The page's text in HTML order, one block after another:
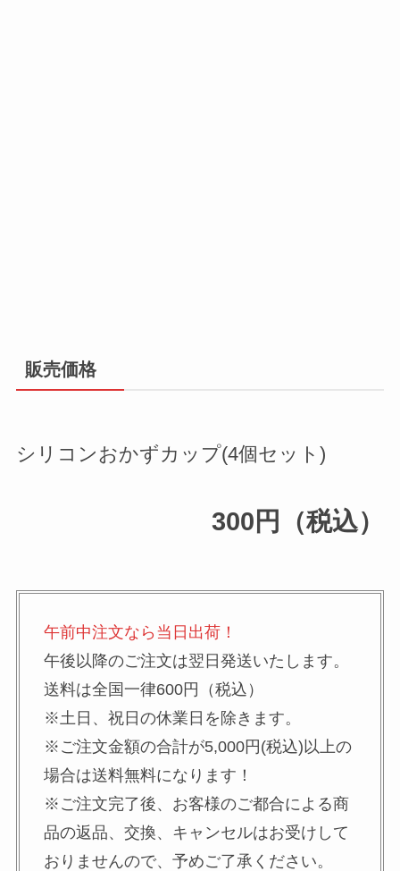
販売価格
シリコンおかずカップ(4個セット)
300円（税込）
午前中注文なら当日出荷！
午後以降のご注文は翌日発送いたします。
送料は全国一律600円（税込）
※土日、祝日の休業日を除きます。
※ご注文金額の合計が5,000円(税込)以上の
場合は送料無料になります！
※ご注文完了後、お客様のご都合による商
品の返品、交換、キャンセルはお受けして
おりませんので、予めご了承ください。